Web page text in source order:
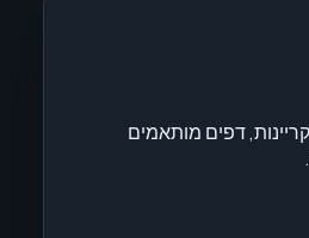
דפים מותאמים